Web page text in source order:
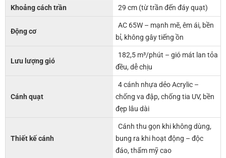
Khoảng cách trần 29 cm (từ trần đến đáy quạt)
Động cơ
AC 65W – mạnh mẽ, êm ái, bền
bỉ, không gây tiếng ồn
Lưu lượng gió
182,5 m³/phút – gió mát lan tỏa
đều, dễ chịu
Cánh quạt
4 cánh nhựa dẻo Acrylic –
chống va đập, chống tia UV, bền
đẹp lâu dài
Thiết kế cánh
Cánh thu gọn khi không dùng,
bung ra khi hoạt động – độc
đáo, thẩm mỹ cao